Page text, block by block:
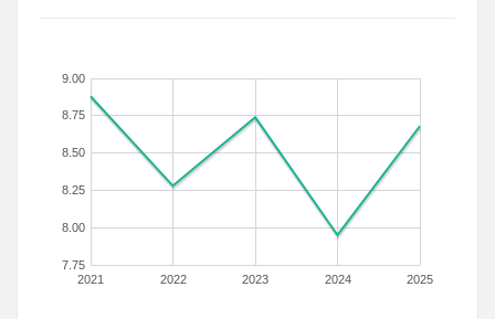
2021 2022 2023 2024 2025
7.75
8.00
8.25
8.50
8.75
9.00